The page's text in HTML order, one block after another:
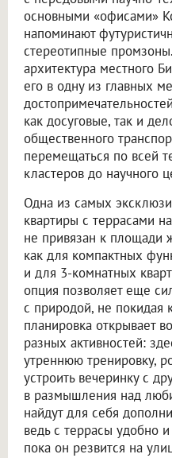
основными «офисами»
напоминают
стереотипные
архитектура местного
его в одну из главных
как досуговые, так и
общественного
перемещаться по всей
кластеров до научного
Одна из самых
квартиры с террасами
не привязан к площади
как для компактных
и для 3-комнатных
опция позволяет еще
с природой, не покидая
планировка открывает
разных активностей:
утреннюю тренировку,
устроить вечеринку с
в размышления над
найдут для себя
ведь с террасы удобно
пока он резвится на